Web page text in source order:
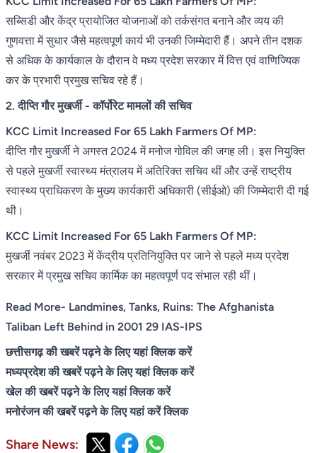
सब्सिडी और केंद्र प्रायोजित योजनाओं को तर्कसंगत बनाने और व्यय की
गुणवत्ता में सुधार जैसे महत्वपूर्ण कार्य भी उनकी जिम्मेदारी हैं। अपने तीन दशक
से अधिक के कार्यकाल के दौरान वे मध्य प्रदेश सरकार में वित्त एवं वाणिज्यिक
कर के प्रभारी प्रमुख सचिव रहे हैं।
2. दीप्ति गौर मुखर्जी - कॉर्पोरेट मामलों की सचिव
KCC Limit Increased For 65 Lakh Farmers Of MP:
दीप्ति गौर मुखर्जी ने अगस्त 2024 में मनोज गोविल की जगह ली। इस नियुक्ति
से पहले मुखर्जी स्वास्थ्य मंत्रालय में अतिरिक्त सचिव थीं और उन्हें राष्ट्रीय
स्वास्थ्य प्राधिकरण के मुख्य कार्यकारी अधिकारी (सीईओ) की जिम्मेदारी दी गई
थी।
KCC Limit Increased For 65 Lakh Farmers Of MP:
मुखर्जी नवंबर 2023 में केंद्रीय प्रतिनियुक्ति पर जाने से पहले मध्य प्रदेश
सरकार में प्रमुख सचिव कार्मिक का महत्वपूर्ण पद संभाल रही थीं।
Read More- Landmines, Tanks, Ruins: The Afghanista
Taliban Left Behind in 2001 29 IAS-IPS
छत्तीसगढ़ की खबरें पढ़ने के लिए यहां क्लिक करें
मध्यप्रदेश की खबरें पढ़ने के लिए यहां क्लिक करें
खेल की खबरें पढ़ने के लिए यहां क्लिक करें
मनोरंजन की खबरें पढ़ने के लिए यहां करें क्लिक
Share News: